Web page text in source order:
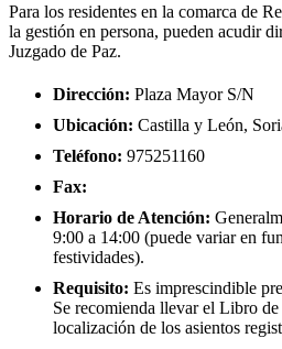
Para los residentes en la comarca de
la gestión en persona, pueden acudir
Juzgado de Paz.
Dirección: Plaza Mayor S/N
Ubicación: Castilla y León,
Teléfono: 975251160
Fax:
Horario de Atención:
9:00 a 14:00 (puede variar en
festividades).
Requisito: Es imprescindible
Se recomienda llevar el Libro
localización de los asientos